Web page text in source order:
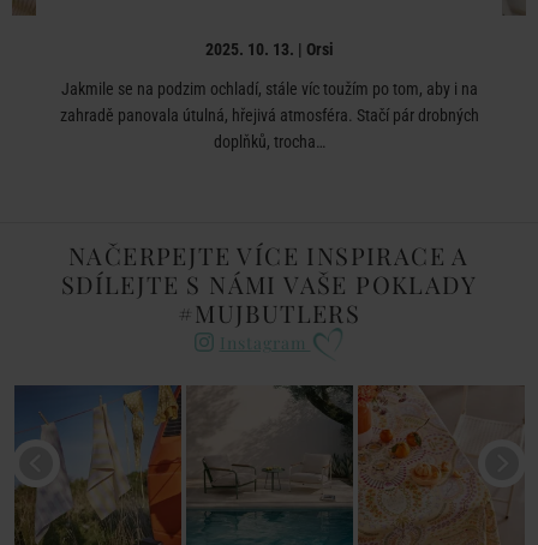
2025. 10. 13. | Orsi
Jakmile se na podzim ochladí, stále víc toužím po tom, aby i na
zahradě panovala útulná, hřejivá atmosféra. Stačí pár drobných
doplňků, trocha…
NAČERPEJTE VÍCE INSPIRACE A
SDÍLEJTE S NÁMI VAŠE POKLADY
#MUJBUTLERS
Instagram